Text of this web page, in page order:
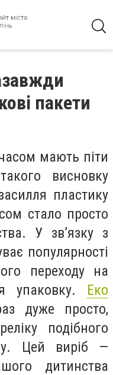
пакети
мають піти
висновку
пластику
стало просто
У зв’язку з
популярності
переходу на
упаковку. Еко
дуже просто,
подібного
Цей виріб —
дитинства